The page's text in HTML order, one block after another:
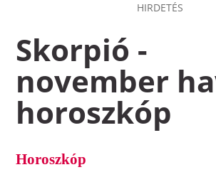
HIRDETÉS
Skorpió -
november
horoszkóp
Horoszkóp